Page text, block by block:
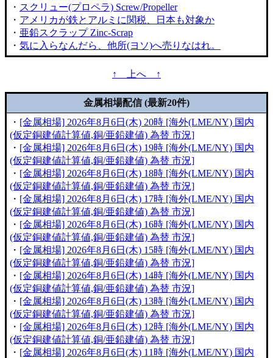
・ スクリュー(プロペラ) Screw/Propeller
・ アメリカが鉄とアルミに関税、日本も対象か
・ 亜鉛スクラップ Zinc-Scrap
・ 気に入らなんだら、他所(ヨソ)へ売りなはれ。
↑ 上へ ↑
金属相場配信 (最新20件)
・ [金属相場] 2026年8月6日(木) 20時 [海外(LME/NY) 国内
(仮定銅建値計算値,銅/亜鉛建値) 為替 市況]
・ [金属相場] 2026年8月6日(木) 19時 [海外(LME/NY) 国内
(仮定銅建値計算値,銅/亜鉛建値) 為替 市況]
・ [金属相場] 2026年8月6日(木) 18時 [海外(LME/NY) 国内
(仮定銅建値計算値,銅/亜鉛建値) 為替 市況]
・ [金属相場] 2026年8月6日(木) 17時 [海外(LME/NY) 国内
(仮定銅建値計算値,銅/亜鉛建値) 為替 市況]
・ [金属相場] 2026年8月6日(木) 16時 [海外(LME/NY) 国内
(仮定銅建値計算値,銅/亜鉛建値) 為替 市況]
・ [金属相場] 2026年8月6日(木) 15時 [海外(LME/NY) 国内
(仮定銅建値計算値,銅/亜鉛建値) 為替 市況]
・ [金属相場] 2026年8月6日(木) 14時 [海外(LME/NY) 国内
(仮定銅建値計算値,銅/亜鉛建値) 為替 市況]
・ [金属相場] 2026年8月6日(木) 13時 [海外(LME/NY) 国内
(仮定銅建値計算値,銅/亜鉛建値) 為替 市況]
・ [金属相場] 2026年8月6日(木) 12時 [海外(LME/NY) 国内
(仮定銅建値計算値,銅/亜鉛建値) 為替 市況]
・ [金属相場] 2026年8月6日(木) 11時 [海外(LME/NY) 国内